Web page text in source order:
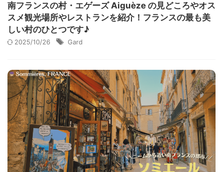
南フランスの村・エゲーズ Aiguèze の見どころやオス
スメ観光場所やレストランを紹介！フランスの最も美
しい村のひとつです♪
2025/10/26 Gard